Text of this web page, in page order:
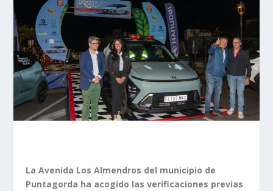
La Avenida Los Almendros del municipio de
Puntagorda ha acogido las verificaciones previas